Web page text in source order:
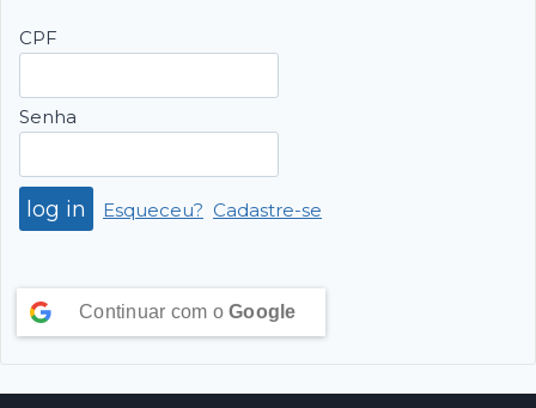
CPF
Senha
Esqueceu? Cadastre-se
Continuar com o Google